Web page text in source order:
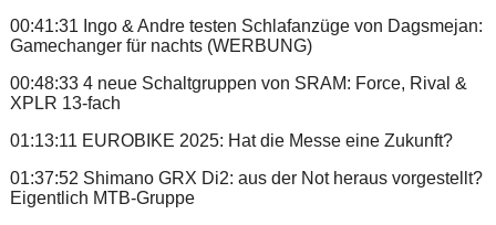
00:41:31 Ingo & Andre testen Schlafanzüge von Dagsmejan:
Gamechanger für nachts (WERBUNG)
00:48:33 4 neue Schaltgruppen von SRAM: Force, Rival &
XPLR 13-fach
01:13:11 EUROBIKE 2025: Hat die Messe eine Zukunft?
01:37:52 Shimano GRX Di2: aus der Not heraus vorgestellt?
Eigentlich MTB-Gruppe